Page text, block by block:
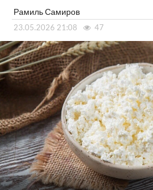
Рамиль Самиров
23.05.2026 21:08 47